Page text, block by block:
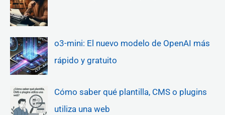
o3-mini: El nuevo modelo de OpenAI más
rápido y gratuito
Cómo saber qué plantilla, CMS o plugins
utiliza una web